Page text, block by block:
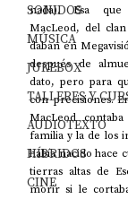
SONIDOS
MÚSICA
JUKEBOX
TALLERES Y
AUDIOTEXTO
HÍBRIDOS
CINE
nada). Esa que
MacLeod, del
daban en
después de
dato, pero para
con precisiones.
MacLeod
familia y la de los
había nacido hace
tierras altas de
morir si le